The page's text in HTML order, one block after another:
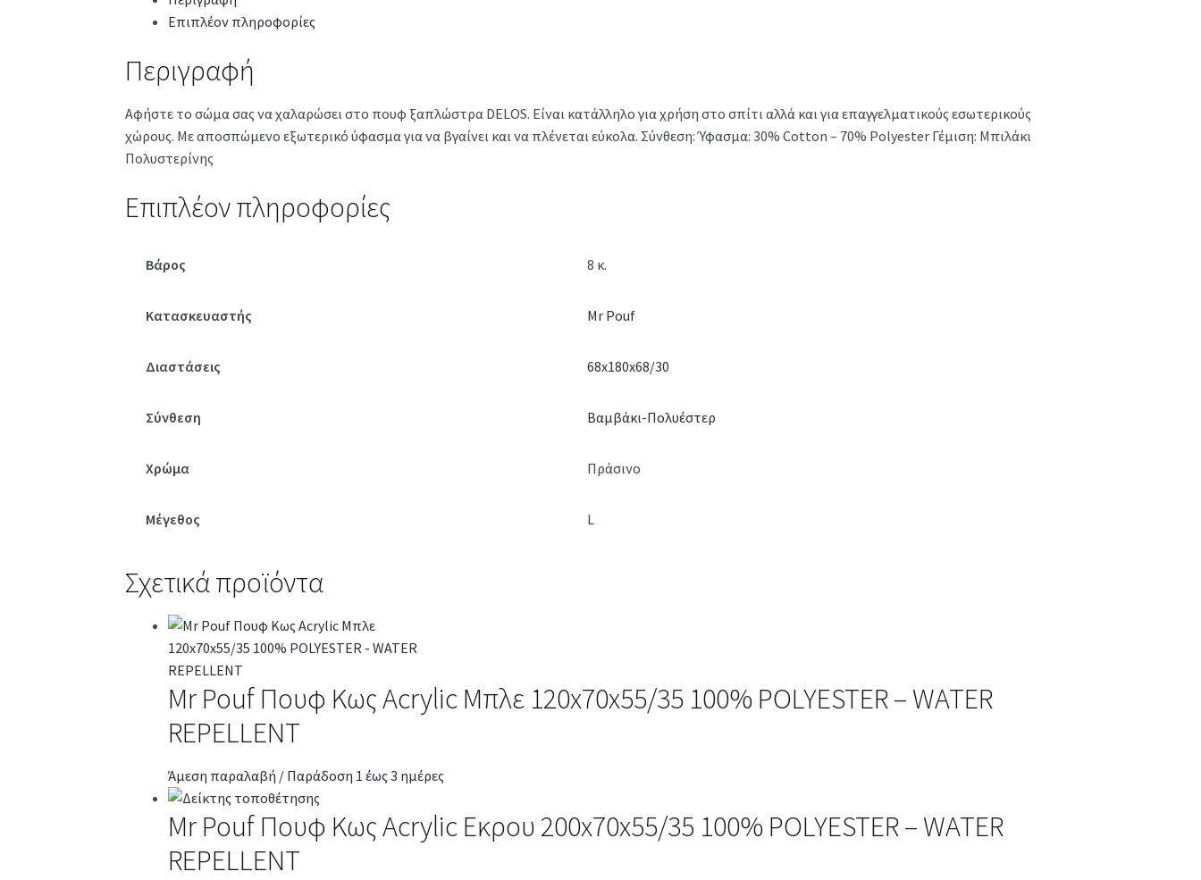
Επιπλέον πληροφορίες
Περιγραφή
Αφήστε το σώμα σας να χαλαρώσει στο πουφ ξαπλώστρα DELOS. Είναι κατάλληλο για χρήση στο σπίτι αλλά και για επαγγελματικούς εσωτερικούς
χώρους. Με αποσπώμενο εξωτερικό ύφασμα για να βγαίνει και να πλένεται εύκολα. Σύνθεση: Ύφασμα: 30% Cotton – 70% Polyester Γέμιση: Μπιλάκι
Πολυστερίνης
Επιπλέον πληροφορίες
Βάρος 8 κ.
Κατασκευαστής Mr Pouf
Διαστάσεις 68x180x68/30
Σύνθεση Βαμβάκι-Πολυέστερ
Χρώμα Πράσινο
Μέγεθος L
Σχετικά προϊόντα
Mr Pouf Πουφ Κως Acrylic Μπλε 120x70x55/35 100% POLYESTER – WATER
REPELLENT
Άμεση παραλαβή / Παράδοση 1 έως 3 ημέρες
Mr Pouf Πουφ Κως Acrylic Εκρου 200x70x55/35 100% POLYESTER – WATER
REPELLENT